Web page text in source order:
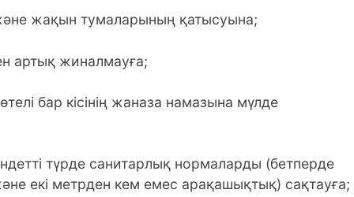
жақын тумаларының қатысуына;
артық жиналмауға;
бар кісінің жаназа намазына мүлде
түрде санитарлық нормаларды (бетперде
екі метрден кем емес арақашықтық) сақтауға;